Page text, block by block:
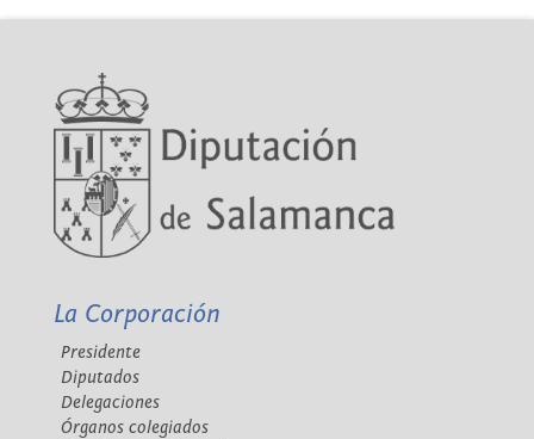
La Corporación
Presidente
Diputados
Delegaciones
Órganos colegiados